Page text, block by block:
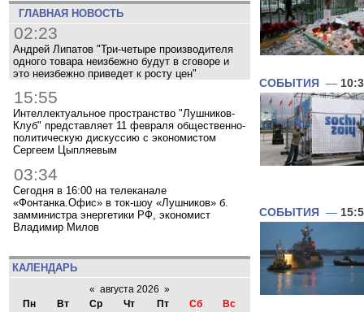
ГЛАВНАЯ НОВОСТЬ
02:23
Андрей Липатов "Три-четыре производителя
одного товара неизбежно будут в сговоре и
это неизбежно приведет к росту цен"
15:55
Интеллектуальное пространство "Лушников-
Клуб" представляет 11 февраля общественно-
политическую дискуссию с экономистом
Сергеем Цыпляевым
03:34
Сегодня в 16:00 на телеканале
«Фонтанка.Офис» в ток-шоу «Лушников» б.
замминистра энергетики РФ, экономист
Владимир Милов
КАЛЕНДАРЬ
« августа 2026 »
Пн
Вт Ср Чт Пт Сб
Вс
СОБЫТИЯ —
СОБЫТИЯ —